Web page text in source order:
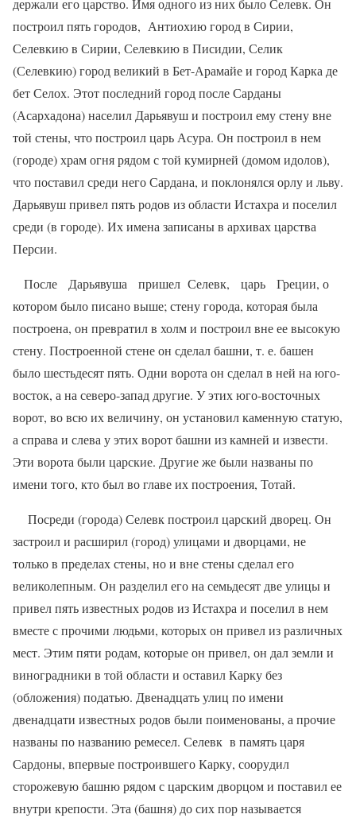
держали его царство. Имя одного из них было Селевк. Он
построил пять городов, Антиохию город в Сирии,
Селевкию в Сирии, Селевкию в Писидии, Селик
(Селевкию) город великий в Бет-Арамайе и город Карка де
бет Селох. Этот последний город после Сарданы
(Асархадона) населил Дарьявуш и построил ему стену вне
той стены, что построил царь Асура. Он построил в нем
(городе) храм огня рядом с той кумирней (домом идолов),
что поставил среди него Сардана, и поклонялся орлу и льву.
Дарьявуш привел пять родов из области Истахра и поселил
среди (в городе). Их имена записаны в архивах царства
Пер­сии.
После Дарьявуша пришел Селевк, царь
Греции, о
котором было писано выше; стену города, которая была
построена, он превратил в холм и построил вне ее высокую
стену. Построенной стене он сделал башни, т. е. башен
было шестьдесят пять. Одни ворота он сделал в ней на юго-
восток, а на северо-запад другие. У этих юго-восточных
ворот, во всю их величину, он установил каменную статую,
а справа и слева у этих ворот башни из камней и извести.
Эти ворота были царские. Другие же были названы по
имени того, кто был во главе их построения, Тотай.
Посреди (города) Селевк построил царский дворец. Он
за­строил и расширил (город) улицами и дворцами, не
только в пределах стены, но и вне стены сделал его
великолепным. Он разделил его на семьдесят две улицы и
привел пять известных родов из Истахра и поселил в нем
вместе с прочими людьми, которых он привел из различных
мест. Этим пяти родам, которые он привел, он дал земли и
виноградники в той области и оставил Карку без
(обложения) податью. Двенадцать улиц по имени
двенадцати известных родов были поименованы, а прочие
названы по названию ремесел. Селевк в память царя
Сардоны, впервые построившего Карку, соору­дил
сторожевую башню рядом с царским дворцом и поставил ее
внутри крепости. Эта (башня) до сих пор называется